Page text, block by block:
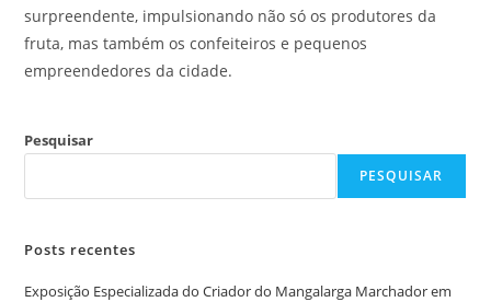
surpreendente, impulsionando não só os produtores da
fruta, mas também os confeiteiros e pequenos
empreendedores da cidade.
Pesquisar
PESQUISAR
Posts recentes
Exposição Especializada do Criador do Mangalarga Marchador em